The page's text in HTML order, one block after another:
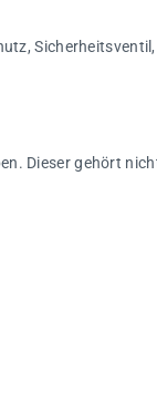
Dieser gehört